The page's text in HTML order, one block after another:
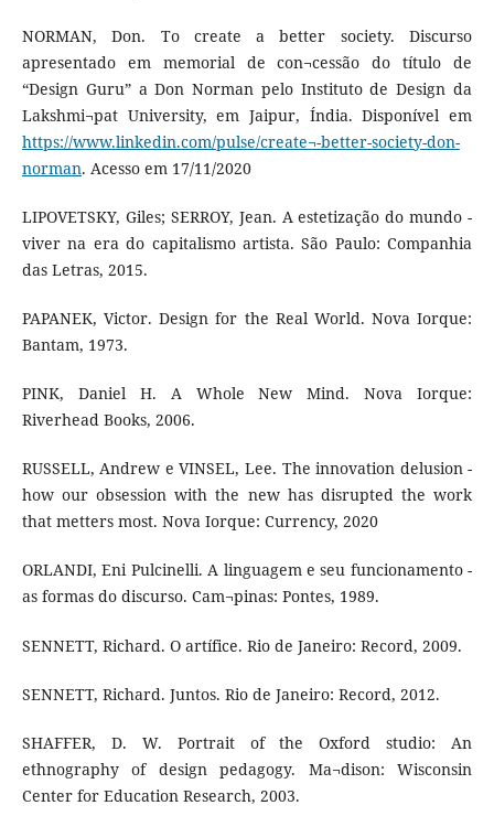
NORMAN, Don. To create a better society. Discurso
apresentado em memorial de con¬cessão do título de
“Design Guru” a Don Norman pelo Instituto de Design da
Lakshmi¬pat University, em Jaipur, Índia. Disponível em
https://www.linkedin.com/pulse/create¬-better-society-don-
norman. Acesso em 17/11/2020
LIPOVETSKY, Giles; SERROY, Jean. A estetização do mundo -
viver na era do capitalismo artista. São Paulo: Companhia
das Letras, 2015.
PAPANEK, Victor. Design for the Real World. Nova Iorque:
Bantam, 1973.
PINK, Daniel H. A Whole New Mind. Nova Iorque:
Riverhead Books, 2006.
RUSSELL, Andrew e VINSEL, Lee. The innovation delusion -
how our obsession with the new has disrupted the work
that metters most. Nova Iorque: Currency, 2020
ORLANDI, Eni Pulcinelli. A linguagem e seu funcionamento -
as formas do discurso. Cam¬pinas: Pontes, 1989.
SENNETT, Richard. O artífice. Rio de Janeiro: Record, 2009.
SENNETT, Richard. Juntos. Rio de Janeiro: Record, 2012.
SHAFFER, D. W. Portrait of the Oxford studio: An
ethnography of design pedagogy. Ma¬dison: Wisconsin
Center for Education Research, 2003.